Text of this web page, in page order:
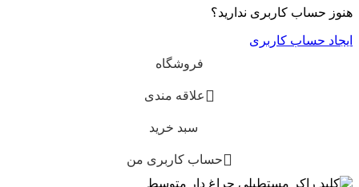
هنوز حساب کاربری ندارید؟
ایجاد حساب کاربری
فروشگاه
علاقه مندی
سبد خرید
حساب کاربری من